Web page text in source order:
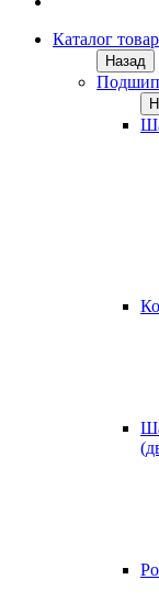
Каталог
Назад